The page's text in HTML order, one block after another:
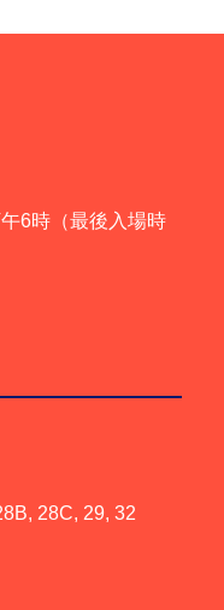
6時（最後入場時
28C, 29, 32